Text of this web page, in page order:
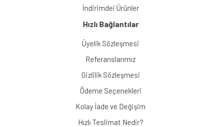
İndirimdei Ürünler
Hızlı Bağlantılar
Üyelik Sözleşmesi
Referanslarımız
Gizlilik Sözleşmesi
Ödeme Seçenekleri
Kolay İade ve Değişim
Hızlı Teslimat Nedir?